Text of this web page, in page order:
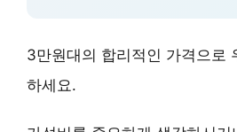
3만원대의 합리적인 가격으로
하세요.